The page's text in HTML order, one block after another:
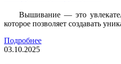
Вышивание — это
которое позволяет создавать
Подробнее
03.10.2025